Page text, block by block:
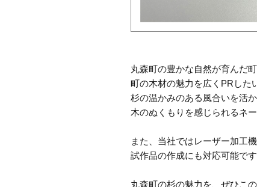
丸森町の豊かな自然が育んだ
町の木材の魅力を広くPRした
杉の温かみのある風合いを活
木のぬくもりを感じられるネ
また、当社ではレーザー加工
試作品の作成にも対応可能で
丸森町の杉の魅力を、ぜひこ